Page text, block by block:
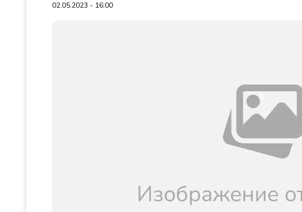
02.05.2023 - 16:00